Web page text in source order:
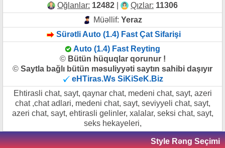
Oğlanlar: 12482 Qızlar: 11306
Müəllif: Yeraz
Sürətli Auto (1.4) Fast Çat Sifarişi
Auto (1.4) Fast Reyting
© Bütün hüquqlar qorunur !
© Saytla bağlı bütün məsuliyyəti saytın sahibi daşıyır
eHTiras.Ws SiKiSeK.Biz
Ehtirasli chat, sayt, qaynar chat, medeni chat, sayt, azeri
chat ,chat adlari, medeni chat, sayt, seviyyeli chat, sayt,
azeri chat, sayt, ehtirasli gelinler, xalalar, seksi chat, sayt,
seks hekayeleri,
Style Rəng Seçimi